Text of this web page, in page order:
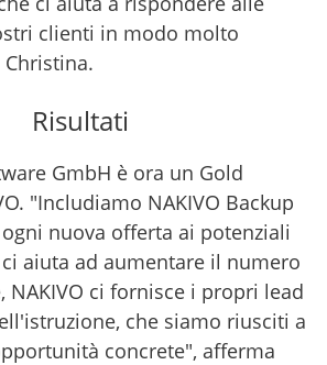
clienti in modo molto
Risultati
GmbH è ora un Gold
"Includiamo NAKIVO Backup
nuova offerta ai potenziali
aiuta ad aumentare il numero
NAKIVO ci fornisce i propri lead
che siamo riusciti a
concrete", afferma